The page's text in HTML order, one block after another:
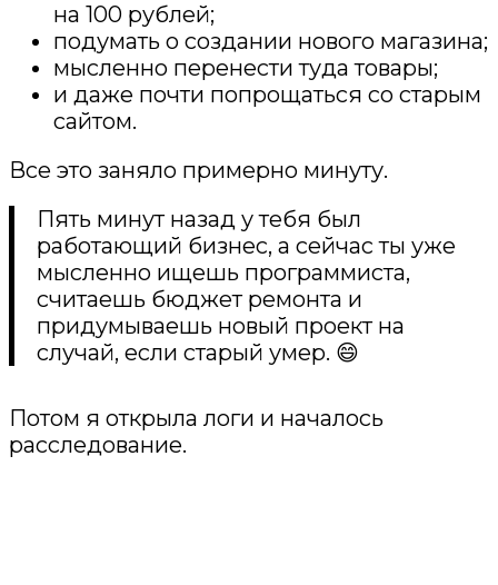
на 100 рублей;
подумать о создании нового магазина;
мысленно перенести туда товары;
и даже почти попрощаться со старым
сайтом.
Все это заняло примерно минуту.
Пять минут назад у тебя был
работающий бизнес, а сейчас ты уже
мысленно ищешь программиста,
считаешь бюджет ремонта и
придумываешь новый проект на
случай, если старый умер. 😄
Потом я открыла логи и началось
расследование.